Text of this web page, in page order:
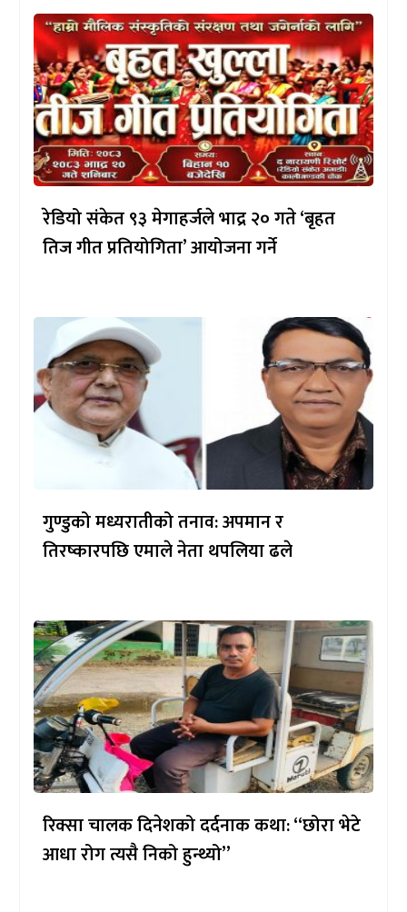
रेडियो संकेत ९३ मेगाहर्जले भाद्र २० गते ‘बृहत
तिज गीत प्रतियोगिता’ आयोजना गर्ने
गुण्डुको मध्यरातीको तनाव: अपमान र
तिरष्कारपछि एमाले नेता थपलिया ढले
रिक्सा चालक दिनेशको दर्दनाक कथा: “छोरा भेटे
आधा रोग त्यसै निको हुन्थ्यो”